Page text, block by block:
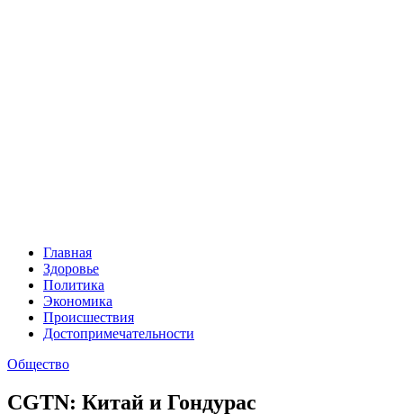
Главная
Здоровье
Политика
Экономика
Происшествия
Достопримечательности
Общество
CGTN: Китай и Гондурас